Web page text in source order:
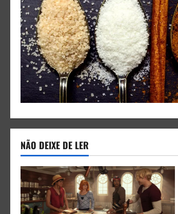
NÃO DEIXE DE LER